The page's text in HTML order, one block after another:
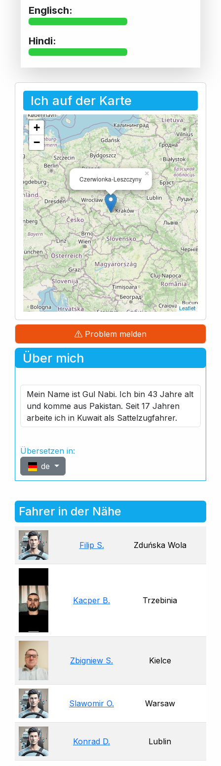
Englisch:
Hindi:
Ich auf der Karte
Czerwionka-Leszczyny
×
+
−
Leaflet
Problem melden
Über mich
Mein Name ist Gul Nabi. Ich bin 43 Jahre alt
und komme aus Pakistan. Seit 17 Jahren
arbeite ich in Kuwait als Sattelzugfahrer.
Übersetzen in:
de
Fahrer in der Nähe
Filip S. Zduńska Wola
Kacper B. Trzebinia
Zbigniew S. Kielce
Slawomir O. Warsaw
Konrad D. Lublin